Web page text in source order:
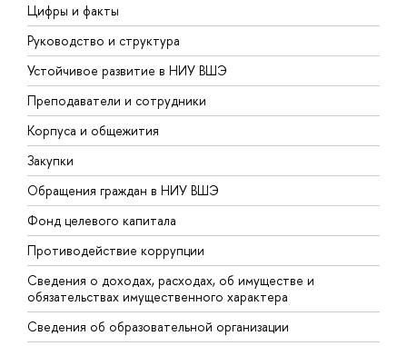
Цифры и факты
Руководство и структура
Устойчивое развитие в НИУ ВШЭ
Преподаватели и сотрудники
Корпуса и общежития
Закупки
Обращения граждан в НИУ ВШЭ
Фонд целевого капитала
Противодействие коррупции
Сведения о доходах, расходах, об имуществе и
обязательствах имущественного характера
Сведения об образовательной организации